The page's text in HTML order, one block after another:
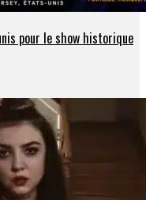
pour le show historique